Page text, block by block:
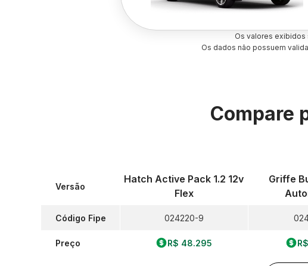
Os valores exibidos
Os dados não possuem
Compare
Versão
Código Fipe
Preço
Hatch Active Pack 1.2 12v
Flex
024220-9
R$ 48.295
Griffe